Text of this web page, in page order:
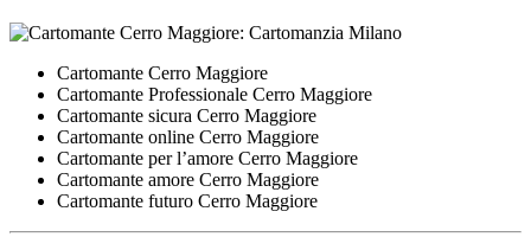
Cartomante Cerro Maggiore
Cartomante Professionale Cerro Maggiore
Cartomante sicura Cerro Maggiore
Cartomante online Cerro Maggiore
Cartomante per l’amore Cerro Maggiore
Cartomante amore Cerro Maggiore
Cartomante futuro Cerro Maggiore